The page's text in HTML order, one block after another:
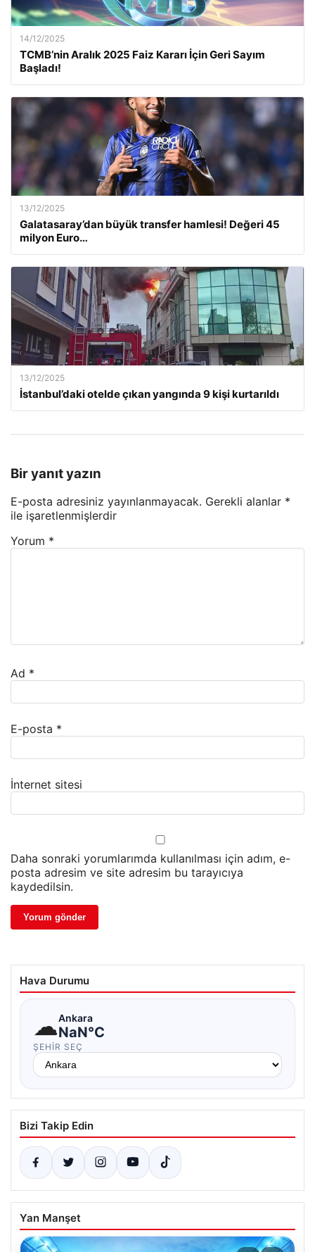
14/12/2025
TCMB’nin Aralık 2025 Faiz Kararı İçin Geri Sayım
Başladı!
13/12/2025
Galatasaray’dan büyük transfer hamlesi! Değeri 45
milyon Euro…
13/12/2025
İstanbul’daki otelde çıkan yangında 9 kişi kurtarıldı
Bir yanıt yazın
E-posta adresiniz yayınlanmayacak. Gerekli alanlar *
ile işaretlenmişlerdir
Yorum *
Ad *
E-posta *
İnternet sitesi
Daha sonraki yorumlarımda kullanılması için adım, e-
posta adresim ve site adresim bu tarayıcıya
kaydedilsin.
Hava Durumu
☁Ankara
NaN°C
ŞEHIR SEÇ
Bizi Takip Edin
Yan Manşet